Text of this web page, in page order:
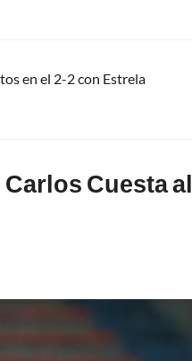
en el 2-2 con Estrela
Cuesta al